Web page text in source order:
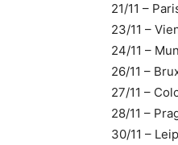
21/11 –
23/11 –
24/11 –
26/11 –
27/11 –
28/11 –
30/11 –